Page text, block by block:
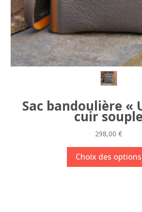
Sac bandoulière «
cuir
298,00 €
Choix des options